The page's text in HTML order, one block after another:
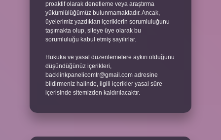
proaktif olarak denetleme veya araştırma
yükümlülüğümüz bulunmamaktadır. Ancak,
üyelerimiz yazdıkları içeriklerin sorumluluğunu
taşımakta olup, siteye üye olarak bu
sorumluluğu kabul etmiş sayılırlar.
Hukuka ve yasal düzenlemelere aykırı olduğunu
düşündüğünüz içerikleri,
backlinkpanelicomtr@gmail.com adresine
bildirmeniz halinde, ilgili içerikler yasal süre
içerisinde sitemizden kaldırılacaktır.